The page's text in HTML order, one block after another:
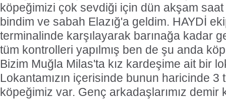
köpeğimizi çok sevdiği için dün akşam
bindim ve sabah Elazığ'a geldim. HAYDİ
terminalinde karşılayarak barınağa kadar
tüm kontrolleri yapılmış ben de şu anda
Bizim Muğla Milas'ta kız kardeşime ait bir
Lokantamızın içerisinde bunun haricinde 3
köpeğimiz var. Genç arkadaşlarımız demir